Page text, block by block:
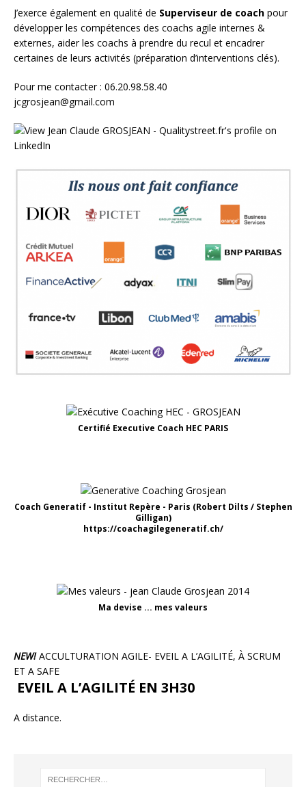
J’exerce également en qualité de Superviseur de coach pour
développer les compétences des coachs agile internes &
externes, aider les coachs à prendre du recul et encadrer
certaines de leurs activités (préparation d’interventions clés).
Pour me contacter : 06.20.98.58.40
jcgrosjean@gmail.com
Certifié Executive Coach HEC PARIS
Coach Generatif - Institut Repère - Paris (Robert Dilts / Stephen
Gilligan)
https://coachagilegeneratif.ch/
Ma devise ... mes valeurs
NEW!ACCULTURATION AGILE- EVEIL A L’AGILITÉ, À SCRUM
ET A SAFE
EVEIL A L’AGILITÉ EN 3H30
A distance.